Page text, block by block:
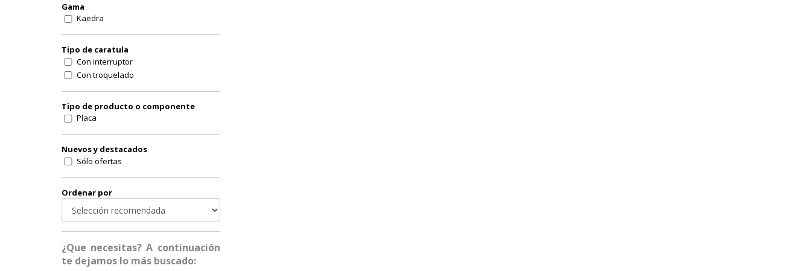
Gama
Kaedra
Tipo de caratula
Con interruptor
Con troquelado
Tipo de producto o componente
Placa
Nuevos y destacados
Sólo ofertas
Ordenar por
¿Que necesitas? A continuación
te dejamos lo más buscado: